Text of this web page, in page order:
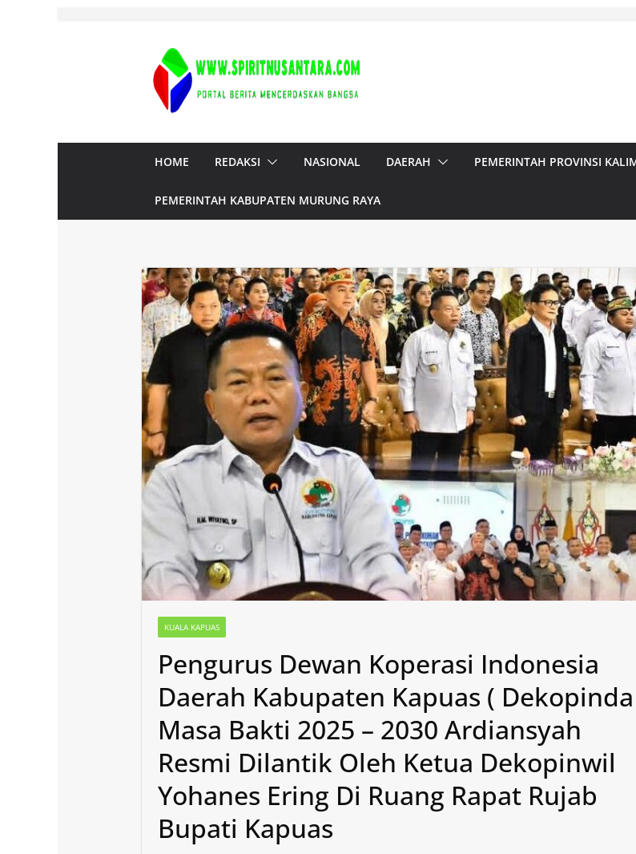
HOME REDAKSI NASIONAL DAERAH PEMERINTAH PROVINSI
PEMERINTAH KABUPATEN MURUNG RAYA
KUALA KAPUAS
Pengurus Dewan Koperasi Indonesia
Daerah Kabupaten Kapuas (
Masa Bakti 2025 – 2030 Ardiansyah
Resmi Dilantik Oleh Ketua Dekopinwil
Yohanes Ering Di Ruang Rapat Rujab
Bupati Kapuas